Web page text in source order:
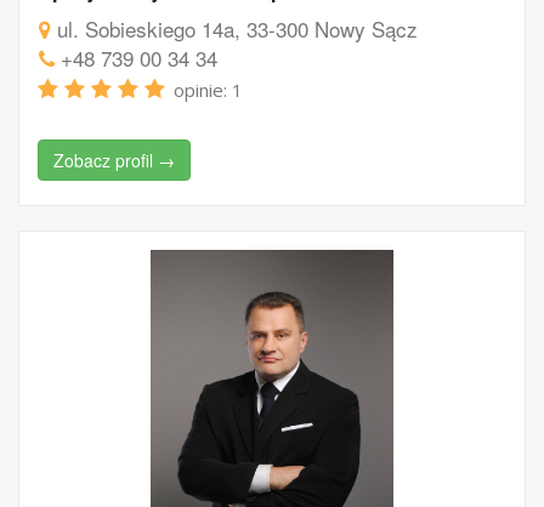
ul. Sobieskiego 14a, 33-300 Nowy Sącz
+48 739 00 34 34
opinie: 1
Zobacz profil →